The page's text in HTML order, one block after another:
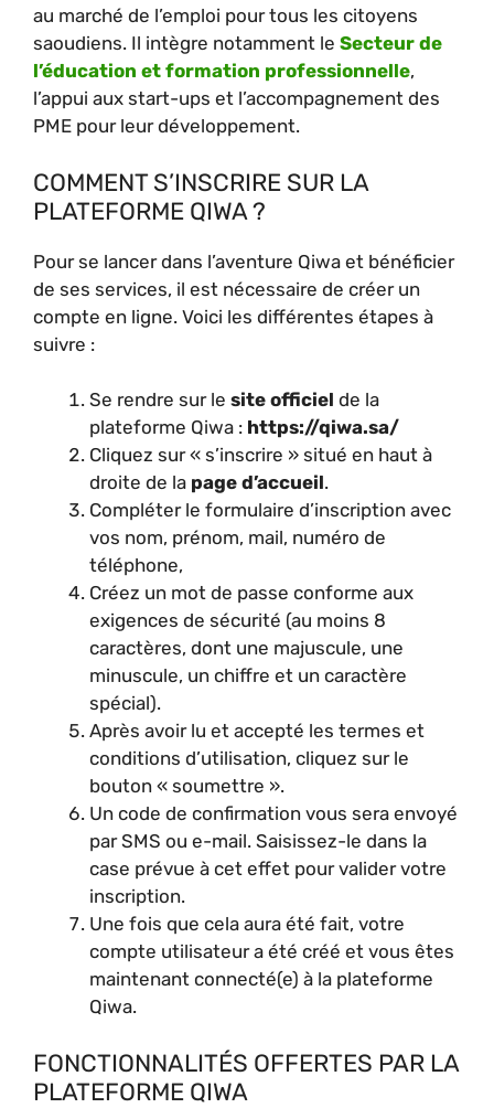
au marché de l’emploi pour tous les citoyens
saoudiens. Il intègre notamment le Secteur de
l’éducation et formation professionnelle,
l’appui aux start-ups et l’accompagnement des
PME pour leur développement.
COMMENT S’INSCRIRE SUR LA
PLATEFORME QIWA ?
Pour se lancer dans l’aventure Qiwa et bénéficier
de ses services, il est nécessaire de créer un
compte en ligne. Voici les différentes étapes à
suivre :
Se rendre sur le site officiel de la
plateforme Qiwa : https://qiwa.sa/
Cliquez sur « s’inscrire » situé en haut à
droite de la page d’accueil.
Compléter le formulaire d’inscription avec
vos nom, prénom, mail, numéro de
téléphone,
Créez un mot de passe conforme aux
exigences de sécurité (au moins 8
caractères, dont une majuscule, une
minuscule, un chiffre et un caractère
spécial).
Après avoir lu et accepté les termes et
conditions d’utilisation, cliquez sur le
bouton « soumettre ».
Un code de confirmation vous sera envoyé
par SMS ou e-mail. Saisissez-le dans la
case prévue à cet effet pour valider votre
inscription.
Une fois que cela aura été fait, votre
compte utilisateur a été créé et vous êtes
maintenant connecté(e) à la plateforme
Qiwa.
FONCTIONNALITÉS OFFERTES PAR LA
PLATEFORME QIWA